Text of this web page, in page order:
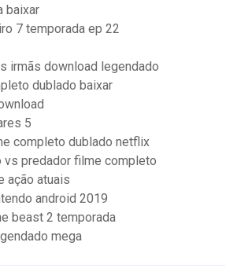
baixar
7 temporada ep 22
irmãs download legendado
dublado baixar
5
completo dublado netflix
vs predador filme completo
ação atuais
android 2019
beast 2 temporada
mega